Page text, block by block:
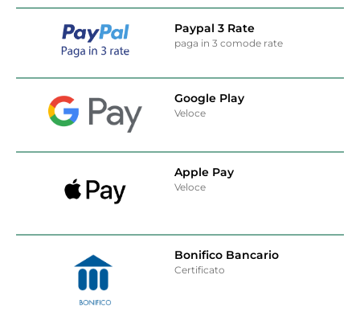
Paypal 3 Rate
paga in 3 comode rate
Google Play
Veloce
Apple Pay
Veloce
Bonifico Bancario
Certificato